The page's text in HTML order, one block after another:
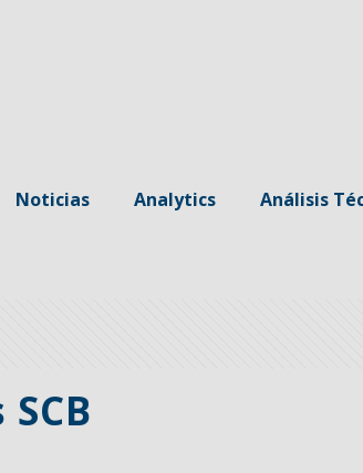
Noticias Analytics Análisis